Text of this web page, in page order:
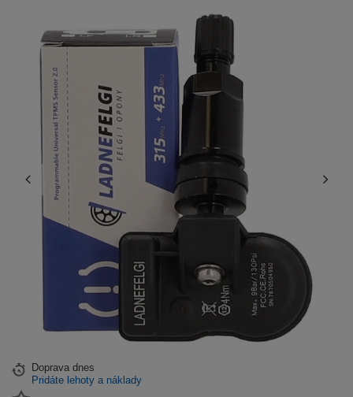
Doprava dnes
Pridáte lehoty a náklady